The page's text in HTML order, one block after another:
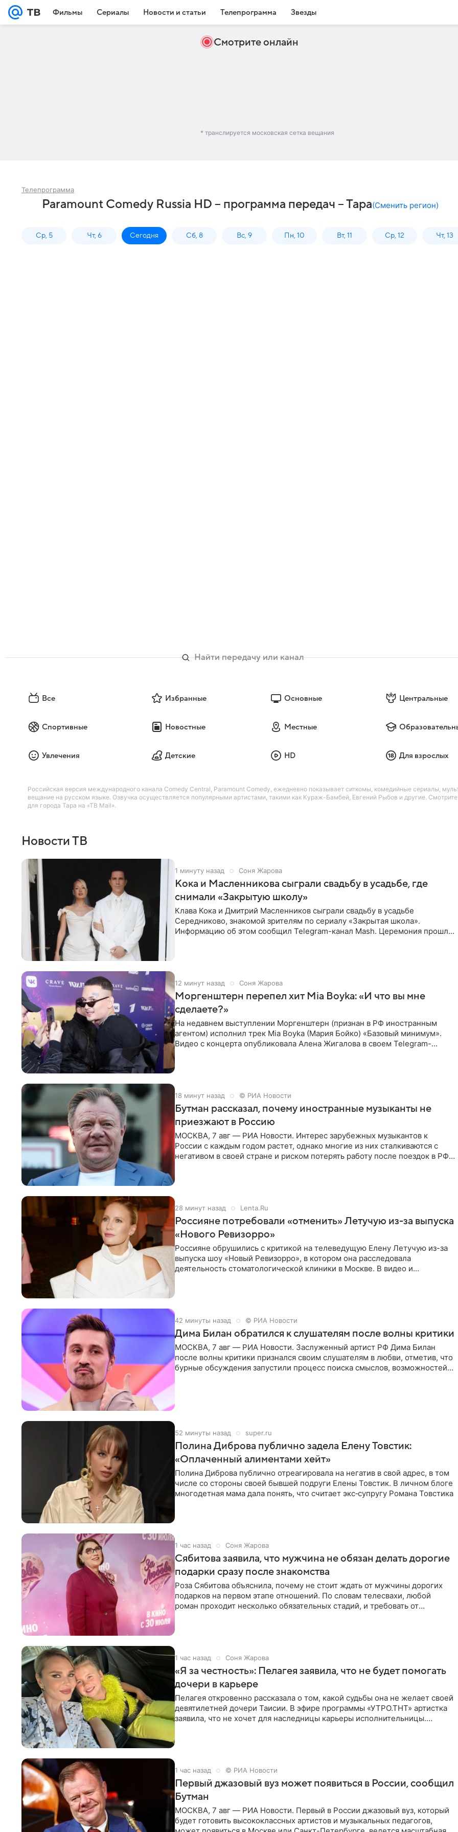
Фильмы Сериалы Новости и статьи Телепрограмма Звезды
Смотрите онлайн
* транслируется московская сетка вещания
Телепрограмма
Paramount Comedy Russia HD – программа передач – Тара(Сменить регион)
Ср, 5 Чт, 6 Сегодня Сб, 8 Вс, 9 Пн, 10 Вт, 11 Ср, 12 Чт, 13
Все Избранные Основные Центральные
Спортивные Новостные Местные
Увлечения Детские HD Для взрослых
Российская версия международного канала Comedy Central, Paramount Comedy, ежедневно показывает ситкомы, комедийные сериалы,
вещание на русском языке. Озвучка осуществляется популярными артистами, такими как Кураж-Бамбей, Евгений Рыбов и другие.
для города Тара на «ТВ Mail».
Новости ТВ
1 минуту назад Соня Жарова
Кока и Масленникова сыграли свадьбу в усадьбе, где
снимали «Закрытую школу»
Клава Кока и Дмитрий Масленников сыграли свадьбу в усадьбе
Середниково, знакомой зрителям по сериалу «Закрытая школа».
Информацию об этом сообщил Telegram-канал Mash. Церемония прошла
12 минут назад Соня Жарова
Моргенштерн перепел хит Mia Boyka: «И что вы мне
сделаете?»
На недавнем выступлении Моргенштерн (признан в РФ иностранным
агентом) исполнил трек Mia Boyka (Мария Бойко) «Базовый минимум».
Видео с концерта опубликовала Алена Жигалова в своем Telegram-
18 минут назад © РИА Новости
Бутман рассказал, почему иностранные музыканты не
приезжают в Россию
МОСКВА, 7 авг — РИА Новости. Интерес зарубежных музыкантов к
России с каждым годом растет, однако многие из них сталкиваются с
негативом в своей стране и риском потерять работу после поездок в РФ,
28 минут назад Lenta.Ru
Россияне потребовали «отменить» Летучую из-за выпуска
«Нового Ревизорро»
Россияне обрушились с критикой на телеведущую Елену Летучую из-за
выпуска шоу «Новый Ревизорро», в котором она расследовала
деятельность стоматологической клиники в Москве. В видео и
42 минуты назад © РИА Новости
Дима Билан обратился к слушателям после волны критики
МОСКВА, 7 авг — РИА Новости. Заслуженный артист РФ Дима Билан
после волны критики признался своим слушателям в любви, отметив, что
бурные обсуждения запустили процесс поиска смыслов, возможностей и
52 минуты назад super.ru
Полина Диброва публично задела Елену Товстик:
«Оплаченный алиментами хейт»
Полина Диброва публично отреагировала на негатив в свой адрес, в том
числе со стороны своей бывшей подруги Елены Товстик. В личном блоге
многодетная мама дала понять, что считает экс‑супругу Романа Товстика
1 час назад Соня Жарова
Сябитова заявила, что мужчина не обязан делать дорогие
подарки сразу после знакомства
Роза Сябитова объяснила, почему не стоит ждать от мужчины дорогих
подарков на первом этапе отношений. По словам телесвахи, любой
роман проходит несколько обязательных стадий, и требовать от
1 час назад Соня Жарова
«Я за честность»: Пелагея заявила, что не будет помогать
дочери в карьере
Пелагея откровенно рассказала о том, какой судьбы она не желает своей
девятилетней дочери Таисии. В эфире программы «УТРО.ТНТ» артистка
заявила, что не хочет для наследницы карьеры исполнительницы.
1 час назад © РИА Новости
Первый джазовый вуз может появиться в России, сообщил
Бутман
МОСКВА, 7 авг — РИА Новости. Первый в России джазовый вуз, который
будет готовить высококлассных артистов и музыкальных педагогов,